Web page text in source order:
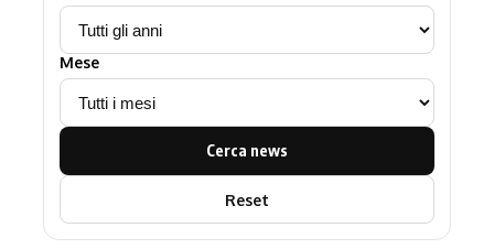
Mese
Cerca news
Reset